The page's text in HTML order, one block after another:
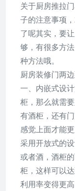
关于厨房推拉
子的注意事项
了呢其实，要
够，有很多方
种方法哦。
厨房装修门两
一、内嵌式设
柜，那么就需
有酒柜，还有
感觉上面才能
采用开放式的
或者酒，酒柜
柜，这样可以
利用率变得更高